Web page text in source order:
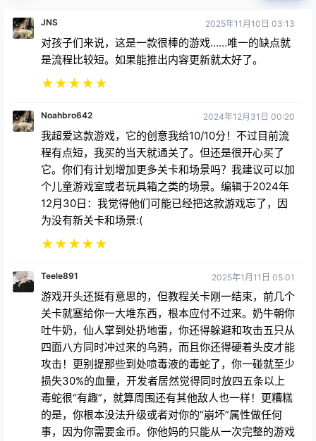
JNS 2025年11月10日 03:13
对孩子们来说，这是一款很棒的游戏……唯一的缺点就
是流程比较短。如果能推出内容更新就太好了。
★★★★★
Noahbro642 2024年12月31日 00:20
我超爱这款游戏，它的创意我给10/10分！不过目前流
程有点短，我买的当天就通关了。但还是很开心买了
它。你们有计划增加更多关卡和场景吗？我建议可以加
个儿童游戏室或者玩具箱之类的场景。编辑于2024年
12月30日：我觉得他们可能已经把这款游戏忘了，因
为没有新关卡和场景:(
★★★★★
Teele891 2025年1月11日 05:01
游戏开头还挺有意思的，但教程关卡刚一结束，前几个
关卡就塞给你一大堆东西，根本应付不过来。奶牛朝你
吐牛奶，仙人掌到处扔地雷，你还得躲避和攻击五只从
四面八方同时冲过来的乌鸦，而且你还得硬着头皮才能
攻击！更别提那些到处喷毒液的毒蛇了，你一碰就至少
损失30%的血量，开发者居然觉得同时放四五条以上
毒蛇很“有趣”，就算周围还有其他敌人也一样！更糟糕
的是，你根本没法升级或者对你的“崩坏”属性做任何
事，因为你需要金币。你他妈的只能从一次完整的游戏